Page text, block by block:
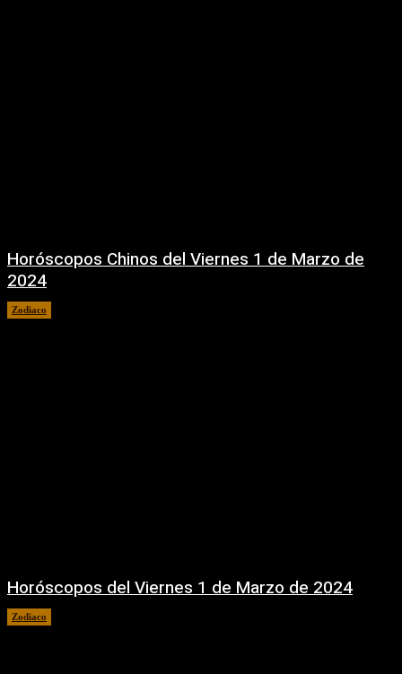
Horóscopos Chinos del Viernes 1 de Marzo de
2024
Zodiaco
Horóscopos del Viernes 1 de Marzo de 2024
Zodiaco